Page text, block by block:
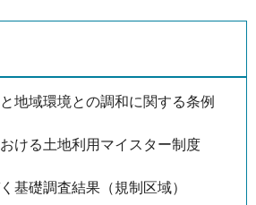
地域環境との調和に関する条例
ける土地利用マイスター制度
基礎調査結果（規制区域）